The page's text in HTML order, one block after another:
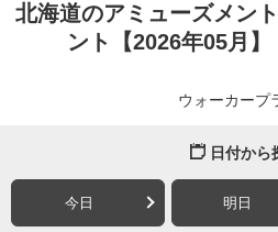
北海道のアミューズメン
ント【2026年05月】
ウォーカープ
日付から
今日 明日